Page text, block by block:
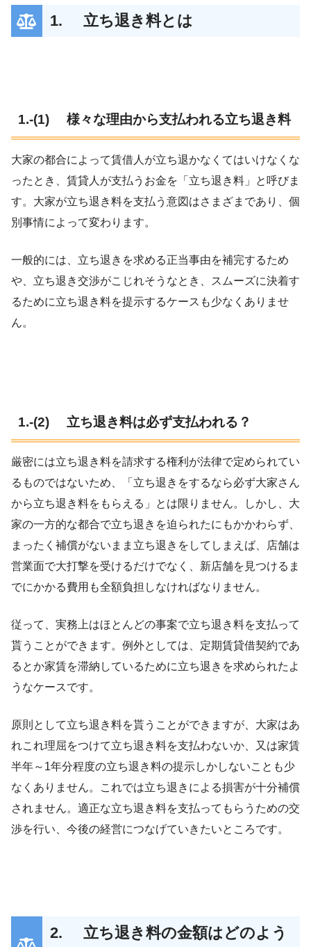
1. 立ち退き料とは
1.-(1) 様々な理由から支払われる立ち退き料
大家の都合によって賃借人が立ち退かなくてはいけなくな
ったとき、賃貸人が支払うお金を「立ち退き料」と呼びま
す。大家が立ち退き料を支払う意図はさまざまであり、個
別事情によって変わります。
一般的には、立ち退きを求める正当事由を補完するため
や、立ち退き交渉がこじれそうなとき、スムーズに決着す
るために立ち退き料を提示するケースも少なくありませ
ん。
1.-(2) 立ち退き料は必ず支払われる？
厳密には立ち退き料を請求する権利が法律で定められてい
るものではないため、「立ち退きをするなら必ず大家さん
から立ち退き料をもらえる」とは限りません。しかし、大
家の一方的な都合で立ち退きを迫られたにもかかわらず、
まったく補償がないまま立ち退きをしてしまえば、店舗は
営業面で大打撃を受けるだけでなく、新店舗を見つけるま
でにかかる費用も全額負担しなければなりません。
従って、実務上はほとんどの事案で立ち退き料を支払って
貰うことができます。例外としては、定期賃貸借契約であ
るとか家賃を滞納しているために立ち退きを求められたよ
うなケースです。
原則として立ち退き料を貰うことができますが、大家はあ
れこれ理屈をつけて立ち退き料を支払わないか、又は家賃
半年～1年分程度の立ち退き料の提示しかしないことも少
なくありません。これでは立ち退きによる損害が十分補償
されません。適正な立ち退き料を支払ってもらうための交
渉を行い、今後の経営につなげていきたいところです。
2. 立ち退き料の金額はどのよう